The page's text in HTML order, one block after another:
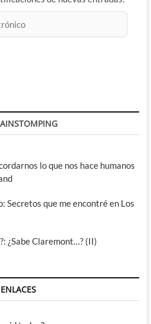
lo que nos hace humanos
Secretos que me encontré en Los
¿Sabe Claremont…? (II)
ENLACES